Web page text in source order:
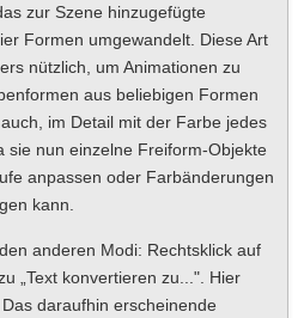
zur Szene hinzugefügte
Formen umgewandelt. Diese Art
nützlich, um Animationen zu
aus beliebigen Formen
im Detail mit der Farbe jedes
nun einzelne Freiform-Objekte
anpassen oder Farbänderungen
kann.
anderen Modi: Rechtsklick auf
„Text konvertieren zu...". Hier
daraufhin erscheinende